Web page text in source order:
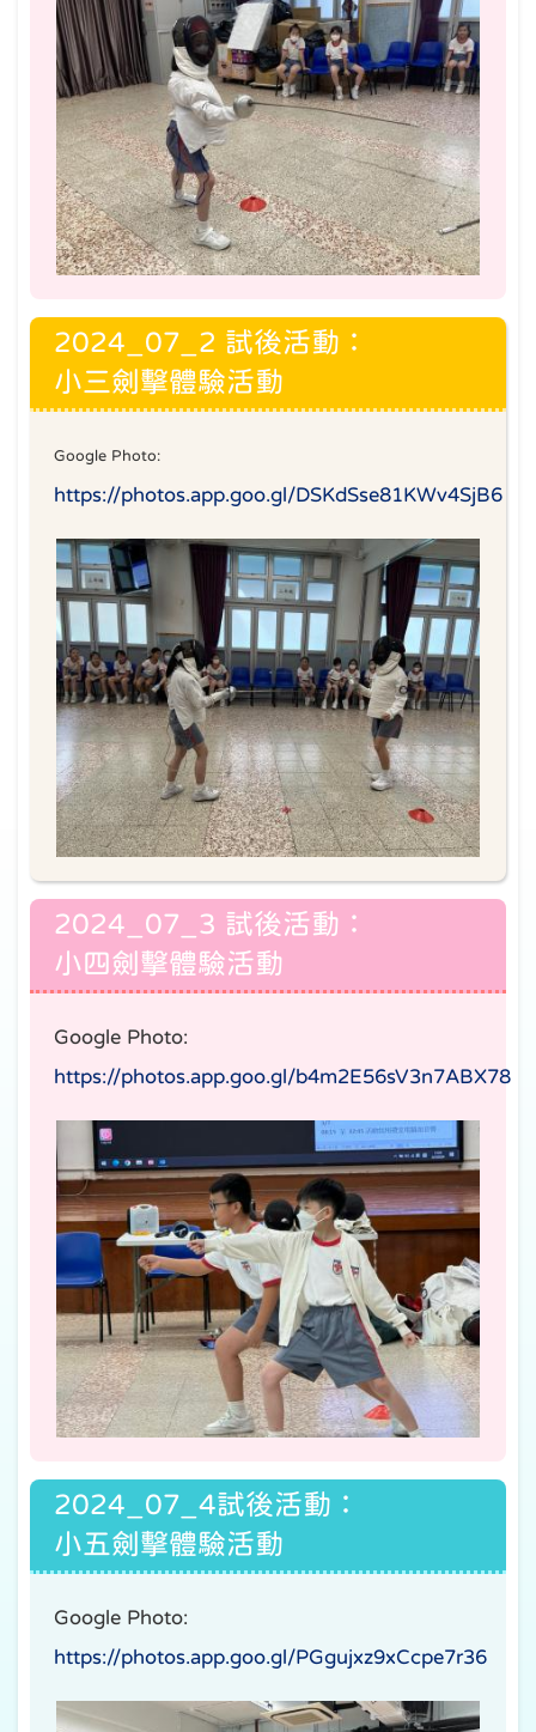
2024_07_2 試後活動：
小三劍擊體驗活動
Google Photo:
https://photos.app.goo.gl/DSKdSse81KWv4SjB6
2024_07_3 試後活動：
小四劍擊體驗活動
Google Photo:
https://photos.app.goo.gl/b4m2E56sV3n7ABX78
2024_07_4試後活動：
小五劍擊體驗活動
Google Photo:
https://photos.app.goo.gl/PGgujxz9xCcpe7r36